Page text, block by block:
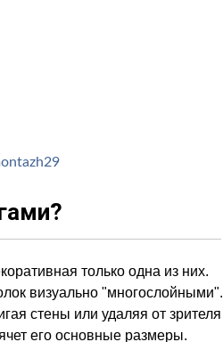
только одна из них.
визуально "многослойными".
стены или удаляя от зрителя
его основные размеры.